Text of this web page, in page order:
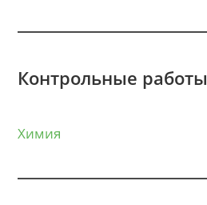
Контрольные работы
Химия